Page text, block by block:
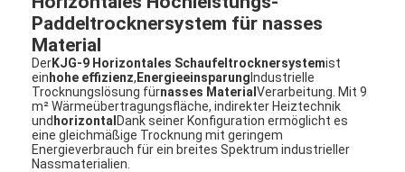
Paddeltrocknersystem für nasses
Material
DerKJG-9 Horizontales Schaufeltrocknersystemist
ein hohe effizienz, Energieeinsparung Industrielle
Trocknungslösung fürnasses MaterialVerarbeitung. Mit 9
m² Wärmeübertragungsfläche, indirekter Heiztechnik
und horizontal Dank seiner Konfiguration ermöglicht es
eine gleichmäßige Trocknung mit geringem
Energieverbrauch für ein breites Spektrum industrieller
Nassmaterialien.